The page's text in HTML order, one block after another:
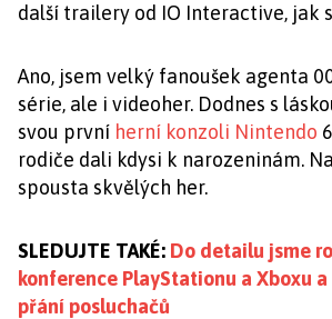
další trailery od IO Interactive, jak
Ano, jsem velký fanoušek agenta
série, ale i videoher. Dodnes s
svou první herní konzoli Nintendo
rodiče dali kdysi k narozeninám.
spousta skvělých her.
SLEDUJTE TAKÉ: Do detailu jsme
konference PlayStationu a Xboxu
přání posluchačů